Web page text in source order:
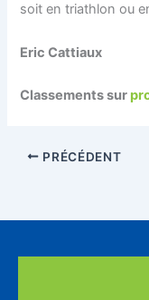
soit en triathlon ou
Eric Cattiaux
Classements sur
PRÉCÉDENT